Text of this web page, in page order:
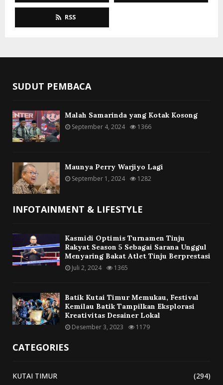
RSS
SUDUT PEMBACA
Malah Samarinda yang Kotak Kosong
September 4, 2024 1366
Maunya Perry Warjiyo Lagi
September 1, 2024 1282
INFOTAINMENT & LIFESTYLE
Kasmidi Optimis Turnamen Tinju
Rakyat Season 5 Sebagai Sarana Unggul
Menyaring Bakat Atlet Tinju Berprestasi
Juli 2, 2024 1365
Batik Kutai Timur Memukau, Festival
Kemilau Batik Tampilkan Eksplorasi
Kreativitas Desainer Lokal
Desember 3, 2023 1179
CATEGORIES
KUTAI TIMUR
(294)